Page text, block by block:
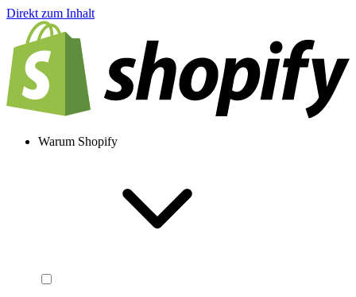
Direkt zum Inhalt
Warum Shopify